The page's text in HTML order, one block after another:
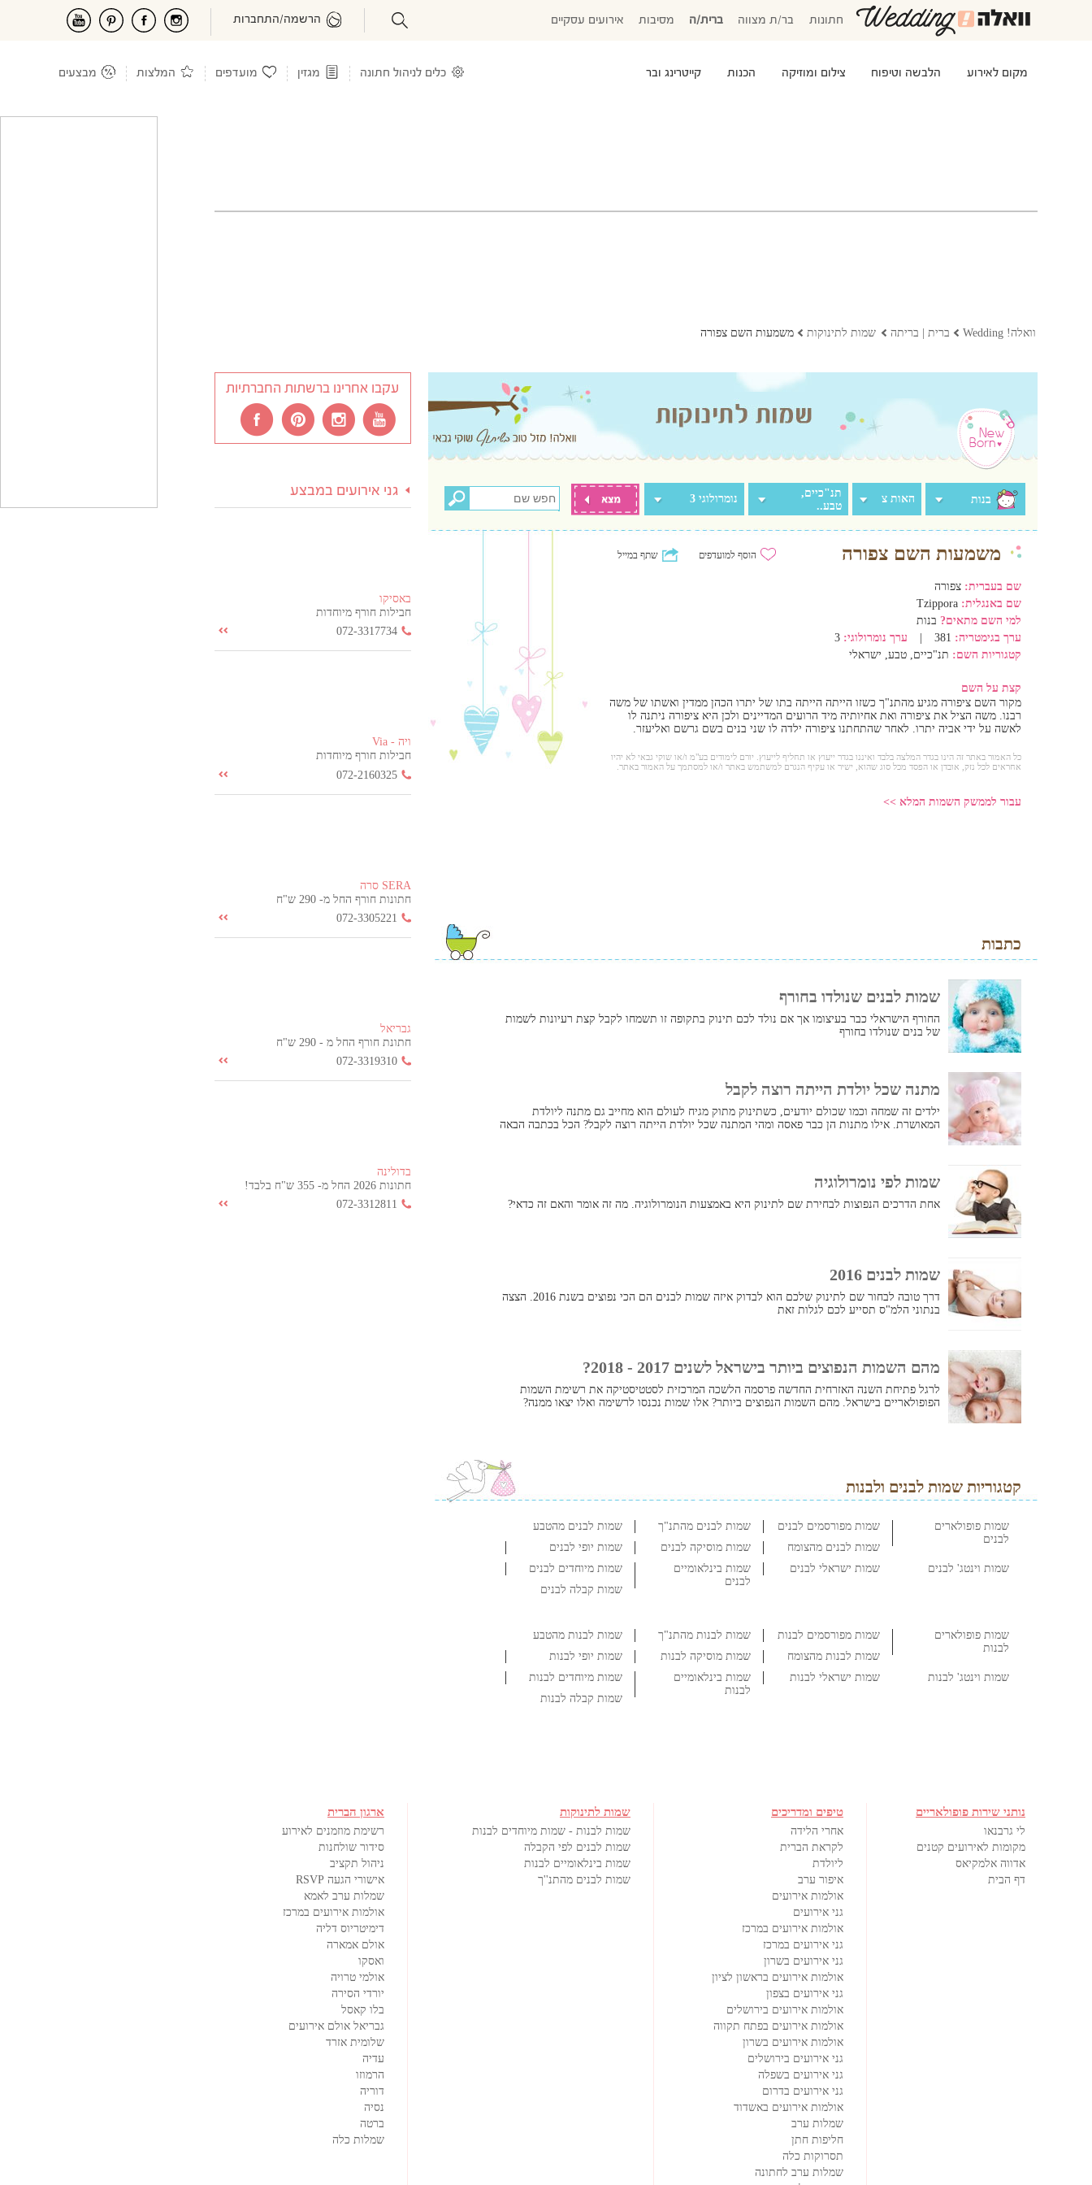
חתונות בר/ת מצווה ברית/ה מסיבות אירועים עסקיים הרשמה/התחברות
מקום לאירוע הלבשה וטיפוח צילום ומוזיקה הכנות קייטרינג ובר כלים לניהול חתונה מגזין מועדפים המלצות מבצעים
וואלה! Wedding ברית | בריתה שמות לתינוקות משמעות השם צפורה
בנות האות צ
תנ"כיים,
טבע..
נומרולוגי 3
שתף במייל הוסף למועדפים משמעות השם צפורה
שם בעברית: צפורה
שם באנגלית: Tzippora
למי השם מתאים? בנות
ערך בגימטריה: 381 ערך נומרולוגי: 3
קטגוריות השם: תנ"כיים, טבע, ישראלי
קצת על השם
מקור השם ציפורה מגיע מהתנ"ך כשזו הייתה הייתה בתו של יתרו הכהן ממדין ואשתו של משה
רבנו. משה הציל את ציפורה ואת אחיותיה מיד הרועים המדיינים ולכן היא ציפורה ניתנה לו
לאשה על ידי אביה יתרו. לאחר שהתחתנו ציפורה ילדה לו שני בנים בשם גרשם ואליעזר.
כל האמור באתר זה הינו בגדר המלצה בלבד ואיננו בגדר ייעוץ או תחליף לייעוץ. יורם לימודים בע"מ ו/או שוקי גבאי לא יהיו
אחראים לכל נזק, אובדן או הפסד מכל סוג שהוא, ישיר או עקיף הנגרם למשתמש באתר ו/או למסתמך על האמור באתר.
עבור לממשק השמות המלא >>
כתבות
שמות לבנים שנולדו בחורף
החורף הישראלי כבר בעיצומו אך אם נולד לכם תינוק בתקופה זו תשמחו לקבל קצת רעיונות לשמות
של בנים שנולדו בחורף
מתנה שכל יולדת הייתה רוצה לקבל
ילדים זה שמחה וכמו שכולם יודעים, כשתינוק מתוק מגיח לעולם הוא מחייב גם מתנה ליולדת
המאושרת. אילו מתנות הן כבר פאסה ומהי המתנה שכל יולדת הייתה רוצה לקבל? הכל בכתבה הבאה
שמות לפי נומרולוגיה
אחת הדרכים הנפוצות לבחירת שם לתינוק היא באמצעות הנומרולוגיה. מה זה אומר והאם זה כדאי?
שמות לבנים 2016
דרך טובה לבחור שם לתינוק שלכם הוא לבדוק איזה שמות לבנים הם הכי נפוצים בשנת 2016. הצצה
בנתוני הלמ"ס תסייע לכם לגלות זאת
מהם השמות הנפוצים ביותר בישראל לשנים 2017 - 2018?
לרגל פתיחת השנה האזרחית החדשה פרסמה הלשכה המרכזית לסטטיסטיקה את רשימת השמות
הפופולאריים בישראל. מהם השמות הנפוצים ביותר? אלו שמות נכנסו לרשימה ואלו יצאו ממנה?
קטגוריות שמות לבנים ולבנות
שמות פופולארים
לבנים
שמות מפורסמים לבנים שמות לבנים מהתנ"ך
שמות לבנים מהטבע
שמות לבנים מהצומח
שמות מוסיקה לבנים
שמות יופי לבנים
שמות וינטג' לבנים
שמות ישראלי לבנים
שמות בינלאומיים
לבנים
שמות מיוחדים לבנים
שמות קבלה לבנים
שמות פופולארים
לבנות
שמות מפורסמים לבנות שמות לבנות מהתנ"ך
שמות לבנות מהטבע
שמות לבנות מהצומח
שמות מוסיקה לבנות
שמות יופי לבנות
שמות וינטג' לבנות
שמות ישראלי לבנות
שמות בינלאומיים
לבנות
שמות מיוחדים לבנות
שמות קבלה לבנות
עקבו אחרינו ברשתות החברתיות
גני אירועים במבצע
באסיקו
חבילות חורף מיוחדות
072-3317734
ויה - Via
חבילות חורף מיוחדות
072-2160325
SERA סרה
חתונות חורף החל מ- 290 ש"ח
072-3305221
גבריאל
חתונת חורף החל מ - 290 ש"ח
072-3319310
בדולינה
חתונות 2026 החל מ- 355 ש"ח בלבד!
072-3312811
נותני שירות פופולאריים
לי גרבנאו
מקומות לאירועים קטנים
אדווה אלמקיאס
דף הבית
טיפים ומדריכים
אחרי הלידה
לקראת הברית
ליולדת
איפור ערב
אולמות אירועים
גני אירועים
אולמות אירועים במרכז
גני אירועים במרכז
גני אירועים בשרון
אולמות אירועים בראשון לציון
גני אירועים בצפון
אולמות אירועים בירושלים
אולמות אירועים בפתח תקווה
אולמות אירועים בשרון
גני אירועים בירושלים
גני אירועים בשפלה
גני אירועים בדרום
אולמות אירועים באשדוד
שמלות ערב
חליפות חתן
תסרוקות כלה
שמלות ערב לחתונה
שמות לתינוקות
שמות לבנות - שמות מיוחדים לבנות
שמות לבנים לפי הקבלה
שמות בינלאומיים לבנות
שמות לבנים מהתנ''ך
ארגון הברית
רשימת מוזמנים לאירוע
סידור שולחנות
ניהול תקציב
אישורי הגעה RSVP
שמלות ערב לאמא
אולמות אירועים במרכז
דימיטריוס דליה
אולם אמארה
ואסקו
אולמי טרויה
יורדי הסירה
בלו קאסל
גבריאל אולם אירועים
שלומית אזרד
עדיה
הרמוזו
דוריה
נסיה
ברטה
שמלות כלה